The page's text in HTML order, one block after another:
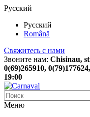
Русский
Русский
Română
Свяжитесь с нами
Звоните нам: Chisinau,
0(69)265910,
19:00
Меню